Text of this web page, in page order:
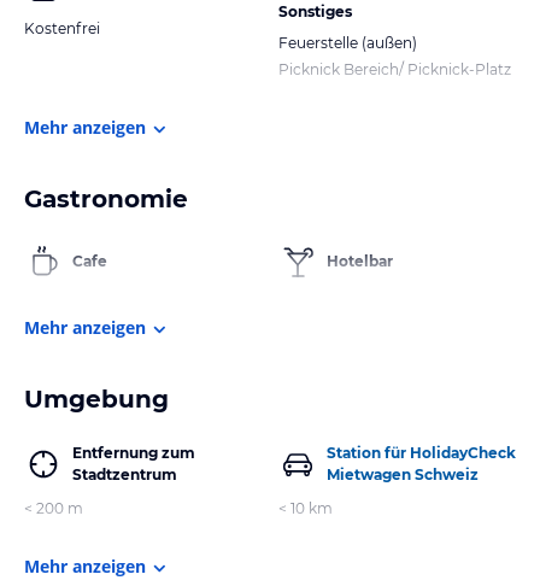
Kostenfrei
Sonstiges
Feuerstelle (außen)
Picknick Bereich/ Picknick-Platz
Mehr anzeigen
Gastronomie
Cafe Hotelbar
Mehr anzeigen
Umgebung
Entfernung zum
Stadtzentrum
< 200 m
Station für HolidayCheck
Mietwagen Schweiz
< 10 km
Mehr anzeigen